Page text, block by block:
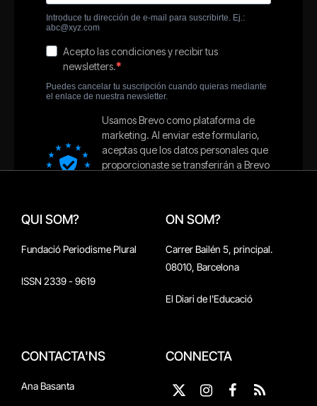
QUI SOM?
Fundació Periodisme Plural
ISSN 2339 - 9619
ON SOM?
Carrer Bailén 5, principal.
08010, Barcelona
El Diari de l'Educació
CONTACTA'NS
Ana Basanta
CONNECTA
X
Instagram
Facebook
RSS